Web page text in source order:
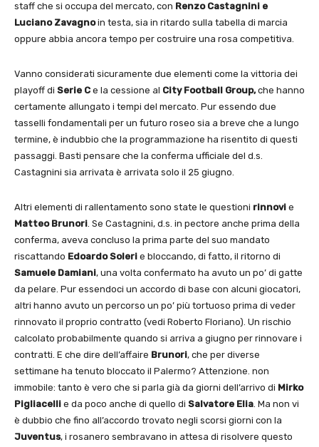
staff che si occupa del mercato, con Renzo Castagnini e
Luciano Zavagnoin testa, sia in ritardo sulla tabella di marcia
oppure abbia ancora tempo per costruire una rosa competitiva.
Vanno considerati sicuramente due elementi come la vittoria dei
playoff di Serie C e la cessione al City Football Group,che hanno
certamente allungato i tempi del mercato. Pur essendo due
tasselli fondamentali per un futuro roseo sia a breve che a lungo
termine, è indubbio che la programmazione ha risentito di questi
passaggi. Basti pensare che la conferma ufficiale del d.s.
Castagnini sia arrivata è arrivata solo il 25 giugno.
Altri elementi di rallentamento sono state le questioni rinnovi e
Matteo Brunori. Se Castagnini, d.s. in pectore anche prima della
conferma, aveva concluso la prima parte del suo mandato
riscattando Edoardo Soleri e bloccando, di fatto, il ritorno di
Samuele Damiani, una volta confermato ha avuto un po’ di gatte
da pelare. Pur essendoci un accordo di base con alcuni giocatori,
altri hanno avuto un percorso un po’ più tortuoso prima di veder
rinnovato il proprio contratto (vedi Roberto Floriano). Un rischio
calcolato probabilmente quando si arriva a giugno per rinnovare i
contratti. E che dire dell’affaire Brunori, che per diverse
settimane ha tenuto bloccato il Palermo? Attenzione. non
immobile: tanto è vero che si parla già da giorni dell’arrivo di Mirko
Pigliacelli e da poco anche di quello di Salvatore Elia. Ma non vi
è dubbio che fino all’accordo trovato negli scorsi giorni con la
Juventus, i rosanero sembravano in attesa di risolvere questo